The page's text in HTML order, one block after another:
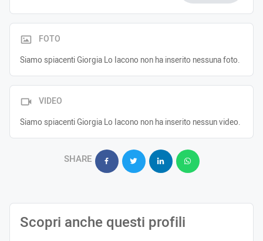
FOTO
Siamo spiacenti Giorgia Lo Iacono non ha inserito nessuna foto.
VIDEO
Siamo spiacenti Giorgia Lo Iacono non ha inserito nessun video.
SHARE
Scopri anche questi profili